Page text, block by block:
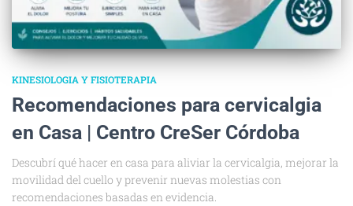
KINESIOLOGIA Y FISIOTERAPIA
Recomendaciones para cervicalgia
en Casa | Centro CreSer Córdoba
Descubrí qué hacer en casa para aliviar la cervicalgia, mejorar la
movilidad del cuello y prevenir nuevas molestias con
recomendaciones basadas en evidencia.